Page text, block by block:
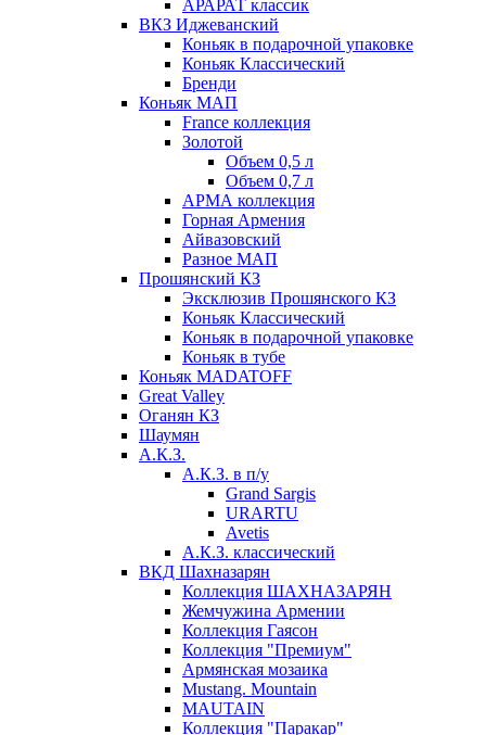
АРАРАТ классик
ВКЗ Иджеванский
Коньяк в подарочной упаковке
Коньяк Классический
Бренди
Коньяк МАП
France коллекция
Золотой
Объем 0,5 л
Объем 0,7 л
АРМА коллекция
Горная Армения
Айвазовский
Разное МАП
Прошянский КЗ
Эксклюзив Прошянского КЗ
Коньяк Классический
Коньяк в подарочной упаковке
Коньяк в тубе
Коньяк MADATOFF
Great Valley
Оганян КЗ
Шаумян
А.К.З.
А.К.З. в п/у
Grand Sargis
URARTU
Avetis
А.К.З. классический
ВКД Шахназарян
Коллекция ШАХНАЗАРЯН
Жемчужина Армении
Коллекция Гаясон
Коллекция "Премиум"
Армянская мозаика
Mustang. Mountain
MAUTAIN
Коллекция "Паракар"